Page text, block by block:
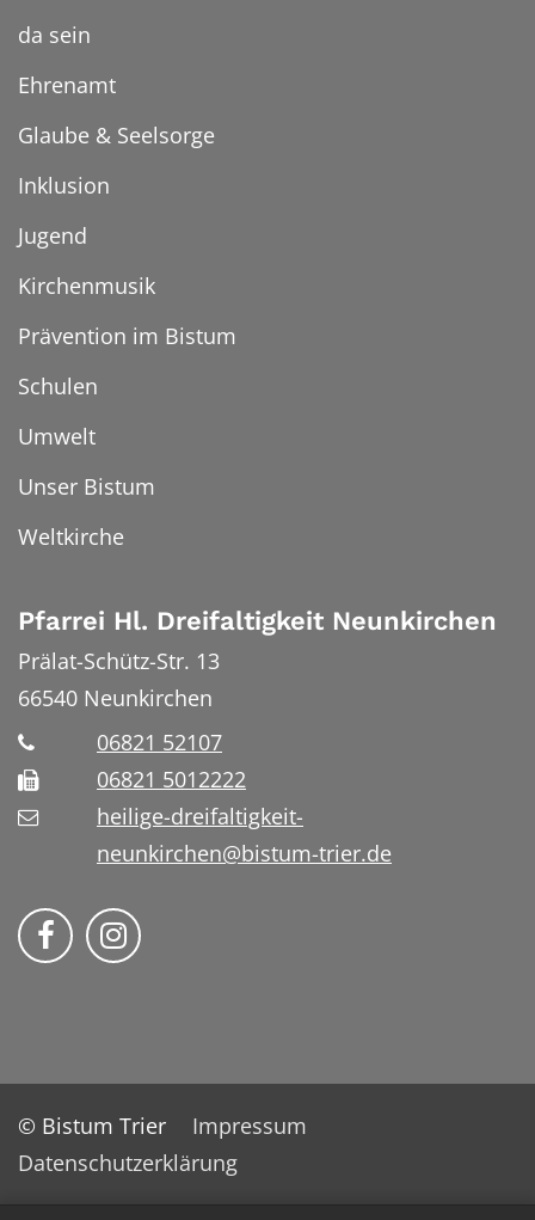
da sein
Ehrenamt
Glaube & Seelsorge
Inklusion
Jugend
Kirchenmusik
Prävention im Bistum
Schulen
Umwelt
Unser Bistum
Weltkirche
Pfarrei Hl. Dreifaltigkeit Neunkirchen
Prälat-Schütz-Str. 13
66540 Neunkirchen
06821 52107
06821 5012222
heilige-dreifaltigkeit-
neunkirchen@bistum-trier.de
Bistum Trier auf Facebook
Bistum Trier auf Instragram
© Bistum Trier
Impressum
Datenschutzerklärung